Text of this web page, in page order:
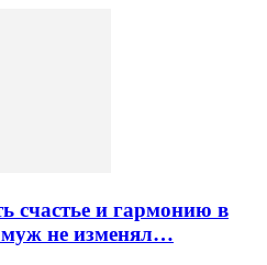
счастье и гармонию в
муж не изменял…